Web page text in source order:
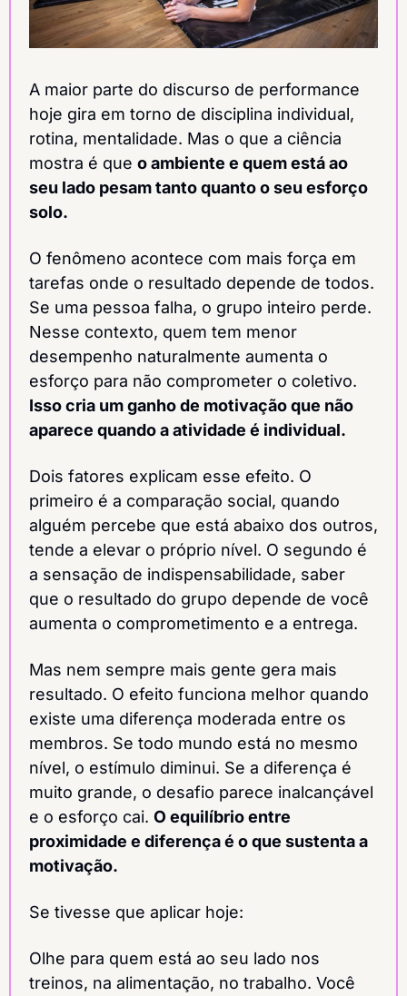
A maior parte do discurso de performance
hoje gira em torno de disciplina individual,
rotina, mentalidade. Mas o que a ciência
mostra é que o ambiente e quem está ao
seu lado pesam tanto quanto o seu esforço
solo.
O fenômeno acontece com mais força em
tarefas onde o resultado depende de todos.
Se uma pessoa falha, o grupo inteiro perde.
Nesse contexto, quem tem menor
desempenho naturalmente aumenta o
Isso cria um ganho de motivação que não
aparece quando a atividade é individual.
Dois fatores explicam esse efeito. O
primeiro é a comparação social, quando
alguém percebe que está abaixo dos outros,
tende a elevar o próprio nível. O segundo é
a sensação de indispensabilidade, saber
que o resultado do grupo depende de você
aumenta o comprometimento e a entrega.
Mas nem sempre mais gente gera mais
resultado. O efeito funciona melhor quando
existe uma diferença moderada entre os
membros. Se todo mundo está no mesmo
nível, o estímulo diminui. Se a diferença é
muito grande, o desafio parece inalcançável
e o esforço cai. O equilíbrio entre
proximidade e diferença é o que sustenta a
motivação.
Se tivesse que aplicar hoje:
Olhe para quem está ao seu lado nos
treinos, na alimentação, no trabalho. Você